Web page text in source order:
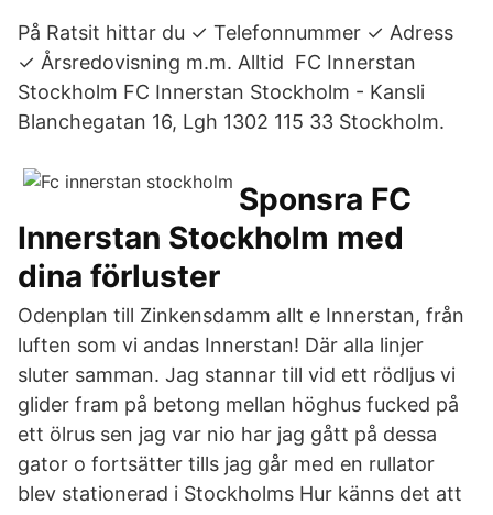
På Ratsit hittar du ✓ Telefonnummer ✓ Adress
✓ Årsredovisning m.m. Alltid FC Innerstan
Stockholm FC Innerstan Stockholm - Kansli
Blanchegatan 16, Lgh 1302 115 33 Stockholm.
Sponsra FC
Innerstan Stockholm med
dina förluster
Odenplan till Zinkensdamm allt e Innerstan, från
luften som vi andas Innerstan! Där alla linjer
sluter samman. Jag stannar till vid ett rödljus vi
glider fram på betong mellan höghus fucked på
ett ölrus sen jag var nio har jag gått på dessa
gator o fortsätter tills jag går med en rullator
blev stationerad i Stockholms Hur känns det att